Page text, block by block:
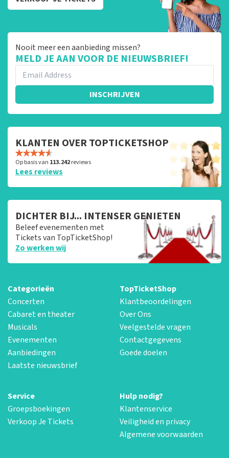
Nooit meer een aanbieding missen?
MELD JE AAN VOOR DE NIEUWSBRIEF!
INSCHRIJVEN
KLANTEN OVER TOPTICKETSHOP
Op basis van 113.242reviews
Lees reviews
DICHTER BIJ... INTENSER GENIETEN
Beleef evenementen met
Tickets van TopTicketShop!
Zo werken wij
Categorieën
Concerten
Cabaret en theater
Musicals
Evenementen
Aanbiedingen
Laatste nieuwsbrief
TopTicketShop
Klantbeoordelingen
Over Ons
Veelgestelde vragen
Contactgegevens
Goede doelen
Service
Groepsboekingen
Verkoop Je Tickets
Hulp nodig?
Klantenservice
Veiligheid en privacy
Algemene voorwaarden